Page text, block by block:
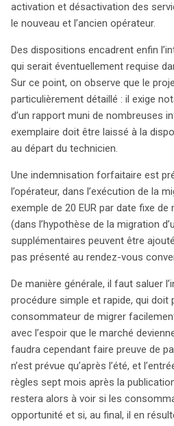
activation et désactivation des
le nouveau et l’ancien opérateur.
Des dispositions encadrent enfin
qui serait éventuellement requise
Sur ce point, on observe que le
particulièrement détaillé : il exige
d’un rapport muni de nombreuses
exemplaire doit être laissé à la
au départ du technicien.
Une indemnisation forfaitaire est
l’opérateur, dans l’exécution de la
exemple de 20 EUR par date fixe
(dans l’hypothèse de la migration
supplémentaires peuvent être
pas présenté au rendez-vous
De manière générale, il faut saluer
procédure simple et rapide, qui doit
consommateur de migrer
avec l’espoir que le marché
faudra cependant faire preuve de
n’est prévue qu’après l’été, et
règles sept mois après la
restera alors à voir si les
opportunité et si, au final, il en